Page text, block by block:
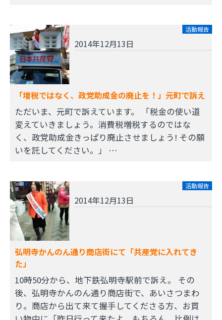
活動報告
2014年12月13日
「増税ではなく、政党助成金の廃止を！」元町で訴え
ただいま、元町で訴えています。 「税金の使い道
変えていきましょう。消費税増税するのではな
く、政党助成金きっぱり廃止させましょう! その願
いを託してください。」 …
活動報告
2014年12月13日
弘明寺かんのん通り商店街にて「共産党に入れてき
た」
10時50分から、地下鉄弘明寺駅前で訴え。 その
後、弘明寺かんのん通り商店街で、あいさつまわ
り。商店から出て来て握手してくださる方、お買